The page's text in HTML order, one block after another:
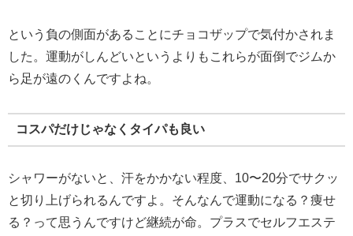
という負の側面があることにチョコザップで気付かされま
した。運動がしんどいというよりもこれらが面倒でジムか
ら足が遠のくんですよね。
コスパだけじゃなくタイパも良い
シャワーがないと、汗をかかない程度、10〜20分でサクッ
と切り上げられるんですよ。そんなんで運動になる？痩せ
る？って思うんですけど継続が命。プラスでセルフエステ